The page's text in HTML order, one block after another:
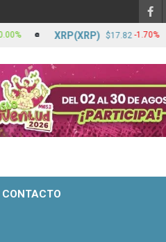
CONTACTO
XRP(XRP) $17.82 -1.70%